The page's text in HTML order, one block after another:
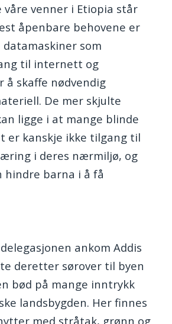
venner i Etiopia står
åpenbare behovene er
som
til internett og
å skaffe nødvendig
De mer skjulte
ligge i at mange blinde
er kanskje ikke tilgang til
i deres nærmiljø, og
barna i å få
ankom Addis
deretter sørover til byen
bød på mange inntrykk
landsbygden. Her finnes
med stråtak, grønn og